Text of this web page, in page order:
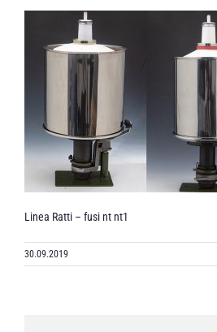
Linea Ratti – fusi nt nt1
30.09.2019